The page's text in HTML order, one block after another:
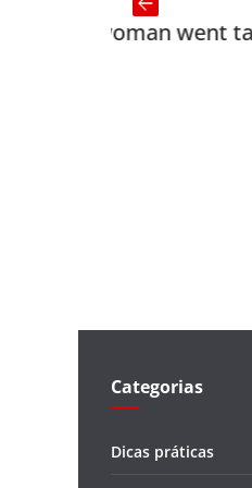
went tanning
Categorias
Dicas práticas